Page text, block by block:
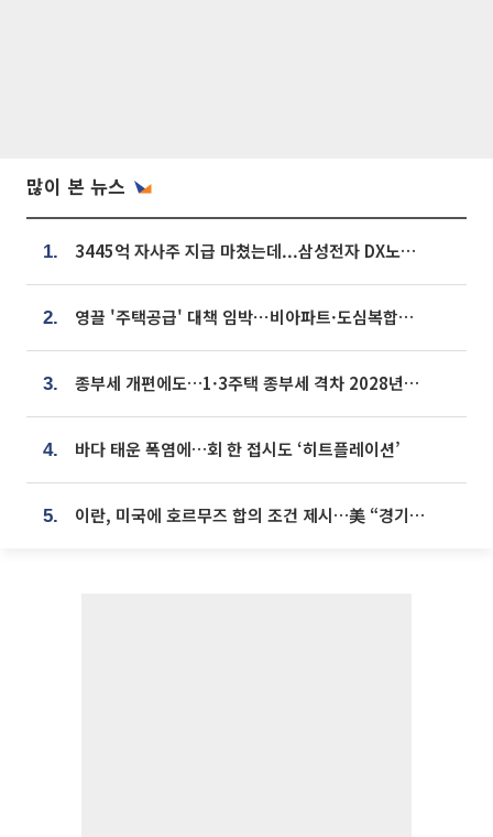
많이 본 뉴스
1. 3445억 자사주 지급 마쳤는데...삼성전자 DX노조, 뒤늦은 '떼쓰기 집회'
2. 영끌 '주택공급' 대책 임박⋯비아파트·도심복합까지 총동원
3. 종부세 개편에도…1·3주택 종부세 격차 2028년부터 확대
4. 바다 태운 폭염에…회 한 접시도 ‘히트플레이션’
5. 이란, 미국에 호르무즈 합의 조건 제시…美 “경기 아직 안 끝나” [종합]